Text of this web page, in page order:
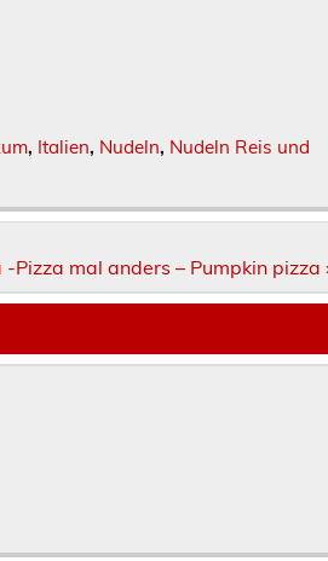
, Italien, Nudeln, Nudeln Reis und
-Pizza mal anders – Pumpkin pizza